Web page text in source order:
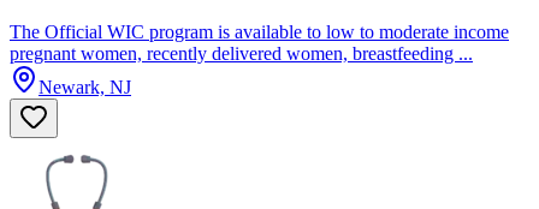
The Official WIC program is available to low to moderate income
pregnant women, recently delivered women, breastfeeding ...
Newark, NJ